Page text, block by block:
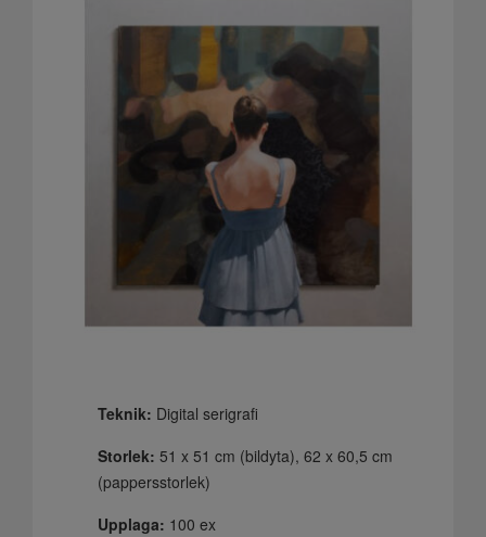
Teknik: Digital serigrafi
Storlek: 51 x 51 cm (bildyta), 62 x 60,5 cm
(pappersstorlek)
Upplaga: 100 ex